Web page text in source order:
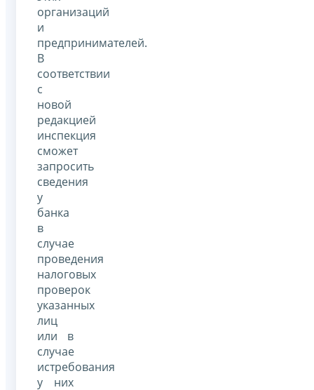
организаций
и
предпринимателей.
В
соответствии
с
новой
редакцией
инспекция
сможет
запросить
сведения
у
банка
в
случае
проведения
налоговых
проверок
указанных
лиц
или в
случае
истребования
у них